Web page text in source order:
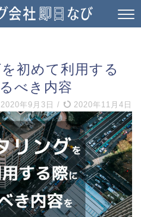
初めて利用する
べき内容
2020年9月3日 / 2020年11月4日